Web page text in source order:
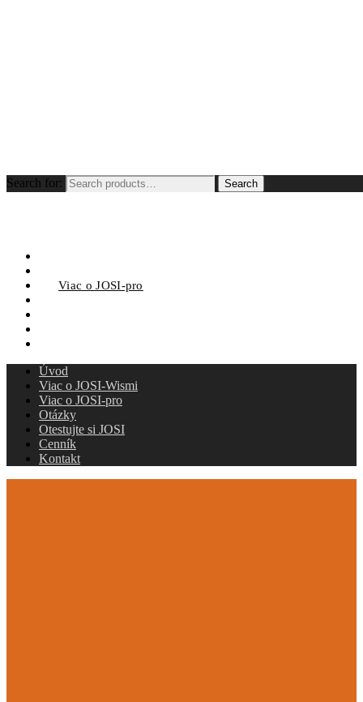
Search for: Search
Viac o JOSI-pro
Úvod
Viac o JOSI-Wismi
Viac o JOSI-pro
Otázky
Otestujte si JOSI
Cenník
Kontakt